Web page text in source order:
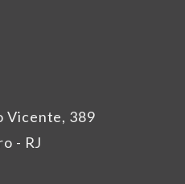
Vicente, 389
- RJ